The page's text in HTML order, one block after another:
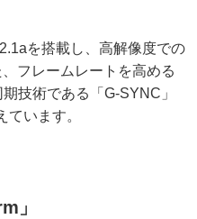
を搭載し、高解像度での
フレームレートを高める
技術である「G-SYNC」
います。
」